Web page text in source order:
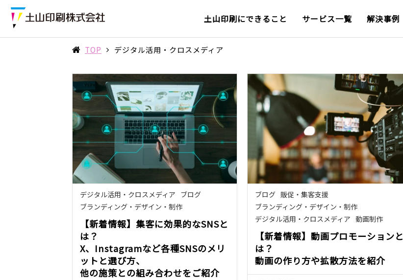
土山印刷にできること サービス一覧 解決事例
TOP デジタル活用・クロスメディア
デジタル活用・クロスメディア ブログ
ブランディング・デザイン・制作
【新着情報】集客に効果的なSNSと
は？
X、Instagramなど各種SNSのメリ
ットと選び方、
他の施策との組み合わせをご紹介
ブログ 販促・集客支援
ブランディング・デザイン・制作
デジタル活用・クロスメディア 動画制作
【新着情報】動画プロモーションと
は？
動画の作り方や拡散方法を紹介